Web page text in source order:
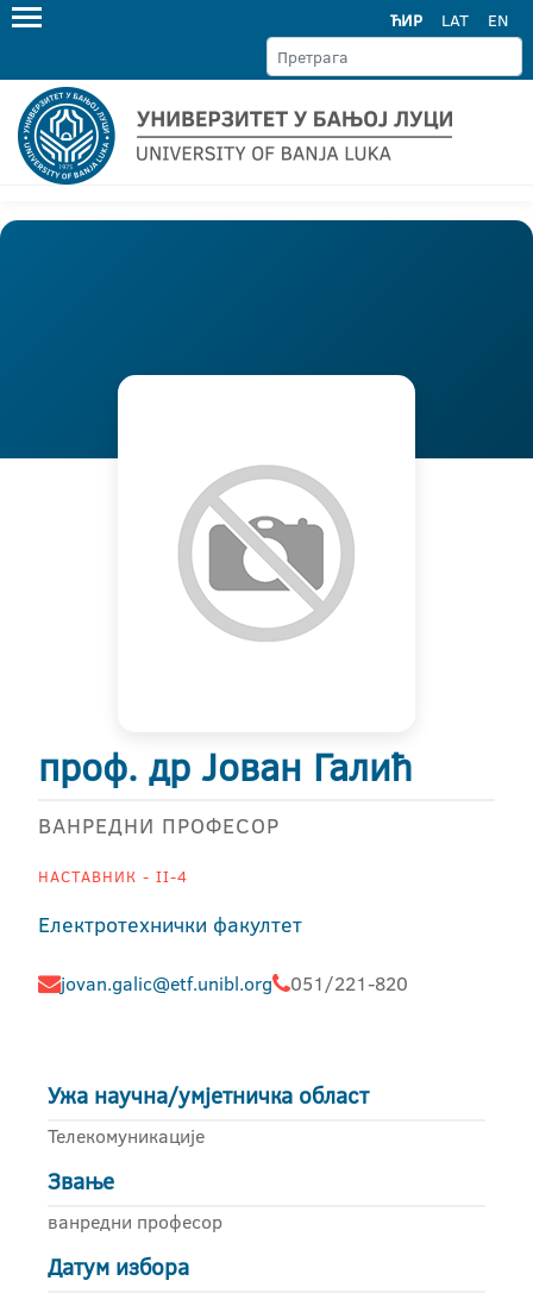
ЋИР LAT EN
проф. др Јован Галић
ВАНРЕДНИ ПРОФЕСОР
НАСТАВНИК - II-4
Електротехнички факултет
jovan.galic@etf.unibl.org 051/221-820
Ужа научна/умјетничка област
Телекомуникације
Звање
ванредни професор
Датум избора